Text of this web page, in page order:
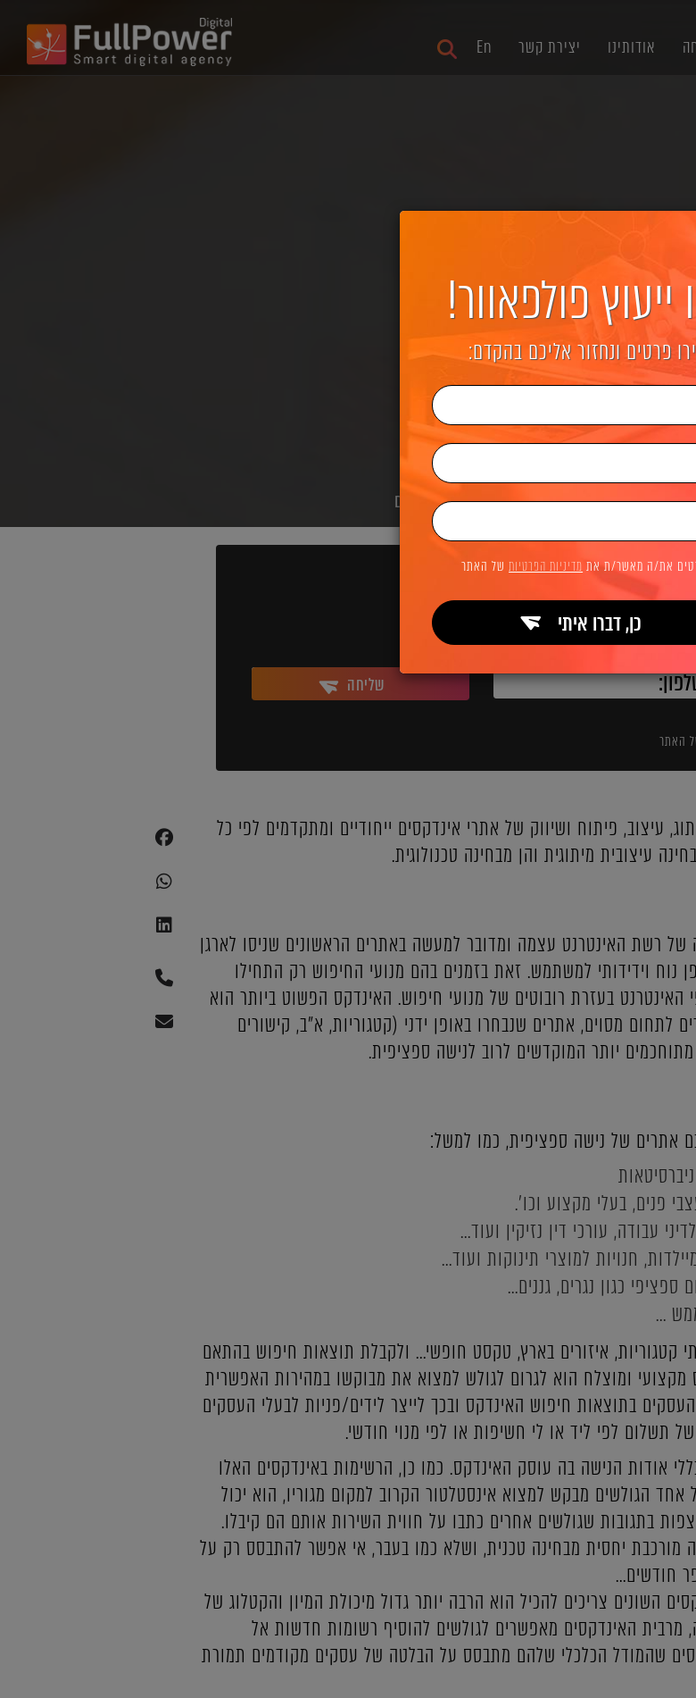
אודותינו יצירת קשר En
בלוג בניית אתרים בניית אינדקסים
אינדקסים
ייעוץ והצעת מחיר
פרטים ואנחנו מיד מתקשרים:
שליחה
האתר
עיצוב, פיתוח ושיווק של אתרי אינדקסים ייחודיים ומתקדמים לפי כל
עיצובית מיתוגית והן מבחינה טכנולוגית.
של רשת האינטרנט עצמה ומדובר למעשה באתרים הראשונים שניסו לארגן
נוח וידידותי למשתמש. זאת בזמנים בהם מנועי החיפוש רק התחילו
בעזרת רובוטים של מנועי חיפוש. האינדקס הפשוט ביותר הוא
לתחום מסוים, אתרים שנבחרו באופן ידני (קטגוריות, א"ב, קישורים
יותר המוקדשים לרוב לנישה ספציפית.
אתרים של נישה ספציפית, כמו למשל:
פנים, בעלי מקצוע וכו'.
עבודה, עורכי דין נזיקין ועוד...
חנויות למוצרי תינוקות ועוד...
כגון נגרים, גננים...
...
קטגוריות, איזורים בארץ, טקסט חופשי... ולקבלת תוצאות חיפוש בהתאם
ומוצלח הוא לגרום לגולש למצוא את מבוקשו במהירות האפשרית
בתוצאות חיפוש האינדקס ובכך לייצר לידים/פניות לבעלי העסקים
תשלום לפי ליד או לי חשיפות או לפי מנוי חודשי.
אודות הנישה בה עוסק האינדקס. כמו כן, הרשימות באינדקסים האלו
הגולשים מבקש למצוא אינסטלטור הקרוב למקום מגוריו, הוא יכול
בתגובות שגולשים אחרים כתבו על חווית השירות אותם הם קיבלו.
מורכבת יחסית מבחינה טכנית, ושלא כמו בעבר, אי אפשר להתבסס רק על
חודשים...
השונים צריכים להכיל הוא הרבה יותר גדול מיכולת המיון והקטלוג של
מרבית האינדקסים מאפשרים לגולשים להוסיף רשומות חדשות אל
שהמודל הכלכלי שלהם מתבסס על הבלטה של עסקים מקודמים תמורת
ייעוץ פולפאוור!
פרטים ונחזור אליכם בהקדם:
את/ה מאשר/ת את מדיניות הפרטיותשל האתר
כן, דברו איתי